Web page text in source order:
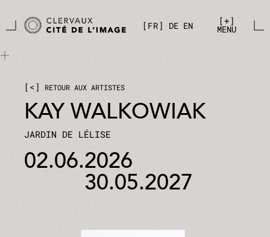
FR
DE EN +
MENU
< RETOUR AUX ARTISTES
KAY WALKOWIAK
JARDIN DE LÉLISE
02.06.2026
30.05.2027